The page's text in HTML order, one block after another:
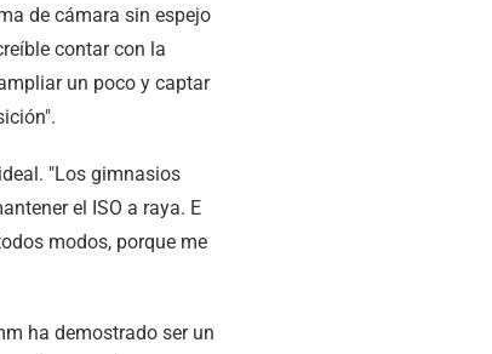
de cámara sin espejo
contar con la
un poco y captar
"Los gimnasios
el ISO a raya. E
modos, porque me
ha demostrado ser un